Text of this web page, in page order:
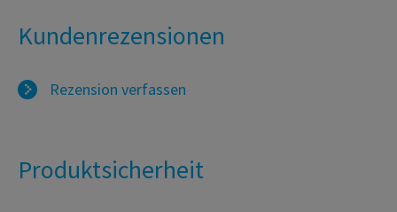
Kundenrezensionen
Rezension verfassen
Produktsicherheit